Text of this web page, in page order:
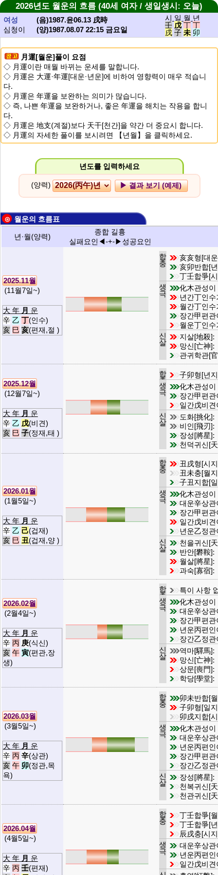
2026년도 월운의 흐름 (40세 여자 / 생일생시: 오늘)
여성
심청이
(음)1987.윤06.13 戌時
(양)1987.08.07 22:15 금요일
시 일 월 년
壬 戊 丁 丁
戌 子 未 卯
月運[월운]풀이 요점
◇ 月運이란 매월 바뀌는 운세를 말합니다.
◇ 月運은 大運·年運[대운·년운]에 비하여 영향력이 매우 적습니
다.
◇ 月運은 年運을 보완하는 의미가 많습니다.
◇ 즉, 나쁜 年運을 보완하거나, 좋은 年運을 해치는 작용을 합니
다.
◇ 月運은 地支(계절)보다 天干[천간]을 약간 더 중요시 합니다.
◇ 月運의 자세한 풀이를 보시려면 【년월】을 클릭하세요.
년도를 입력하세요
(양력)
⊙ 월운의 흐름표
년·월(양력)
종합 길흉
실패요인◀-+-▶성공요인
2025.11월
(11월7일~)
大 年 月 운
辛 乙 丁(인수)
亥 巳 亥(편재,절 )
합
충
亥亥형[대
亥卯반합[
丁壬합爭[
생
극
化木관성
년간丁인
월간丁인
장간甲편
월운丁인
신
살
지살[地殺]:
망신[亡神]:
관귀학관[
2025.12월
(12월7일~)
大 年 月 운
辛 乙 戊(비견)
亥 巳 子(정재,태 )
합
충
子卯형[년
생
극
化木관성
장간甲편
일간戊비
신
살
도화[挑化]:
비인[飛刃]:
장성[將星]:
천덕귀신[
2026.01월
(1월5일~)
大 年 月 운
辛 乙 己(겁재)
亥 巳 丑(겁재,양 )
합
충
丑戌형[시
丑未충[월
子丑지합[
생
극
化木관성
대운辛상
장간甲편
일간戊비
년운乙정
신
살
천을귀신[
반안[礬鞍]:
월살[將星]:
과숙[寡宿]:
2026.02월
(2월4일~)
大 年 月 운
辛 丙 庚(식신)
亥 午 寅(편관,장
생)
합
충
특이 사항
생
극
化木관성
대운辛상
장간甲편
년운丙편
장간乙정
신
살
역마[驛馬]:
망신[亡神]:
상문[喪門]:
학당[學堂]:
2026.03월
(3월5일~)
大 年 月 운
辛 丙 辛(상관)
亥 午 卯(정관,목
욕)
합
충
卯未반합[
子卯형[일
卯戌지합[
생
극
化木관성
대운辛상
년운丙편
장간甲편
장간乙정
신
살
장성[將星]:
천복귀신[
천관귀신[
2026.04월
(4월5일~)
大 年 月 운
辛 丙 壬(편재)
합
충
丁壬합爭[
丁壬합爭[
辰戌충[시
생
극
대운辛상
년운丙편
일간戊비